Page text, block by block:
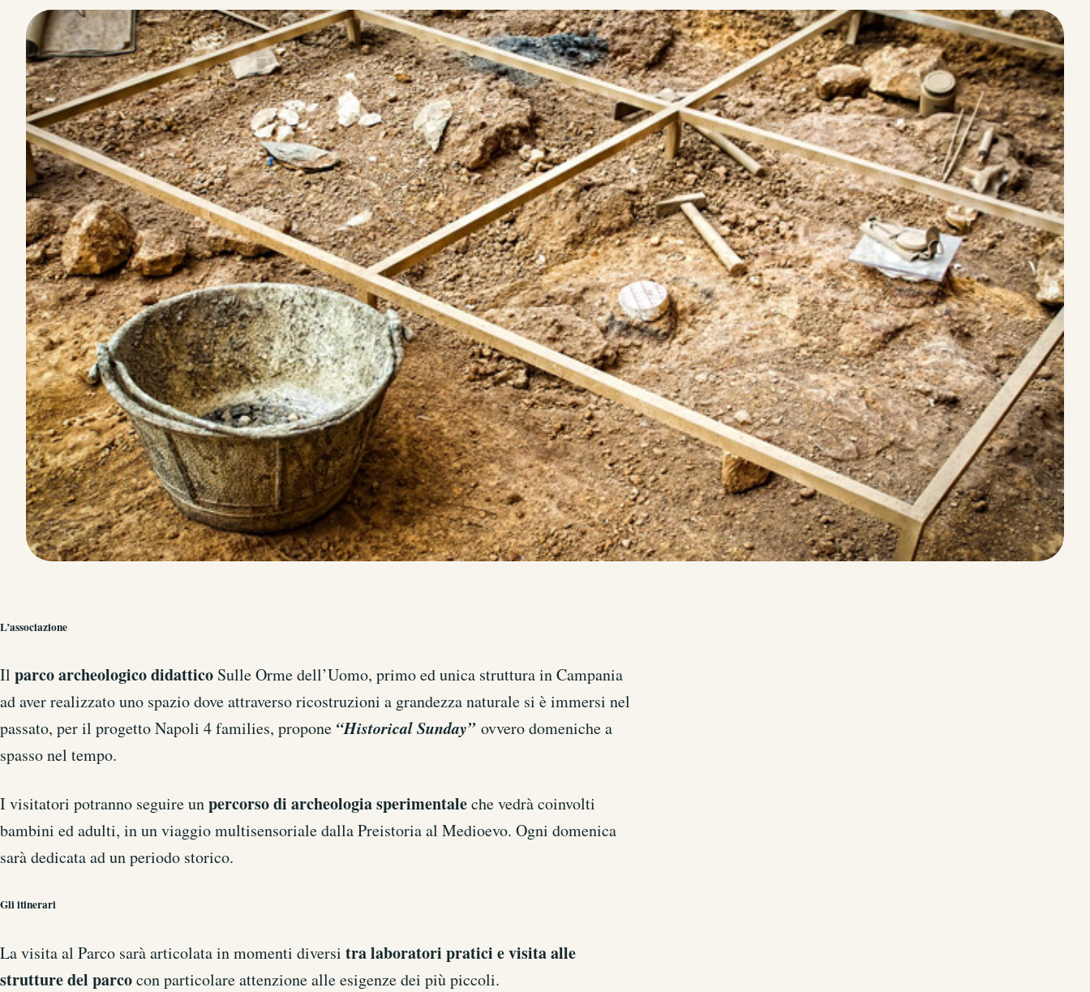
L’associazione
Il parco archeologico didattico Sulle Orme dell’Uomo, primo ed unica struttura in Campania
ad aver realizzato uno spazio dove attraverso ricostruzioni a grandezza naturale si è immersi nel
passato, per il progetto Napoli 4 families, propone “Historical Sunday”ovvero domeniche a
spasso nel tempo.
I visitatori potranno seguire unpercorso di archeologia sperimentaleche vedrà coinvolti
bambini ed adulti, in un viaggio multisensoriale dalla Preistoria al Medioevo. Ogni domenica
sarà dedicata ad un periodo storico.
Gli itinerari
La visita al Parco sarà articolata in momenti diversi tra laboratori pratici e visita alle
strutture del parcocon particolare attenzione alle esigenze dei più piccoli.